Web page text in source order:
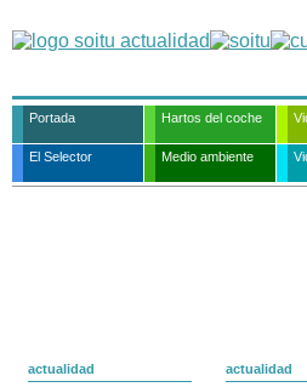
Portada Hartos del coche
El Selector Medio ambiente
actualidad
actualidad